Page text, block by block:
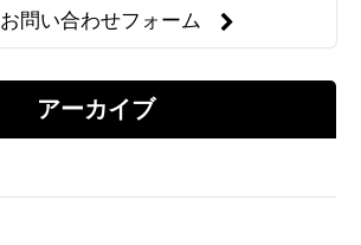
お問い合わせフォーム
アーカイブ